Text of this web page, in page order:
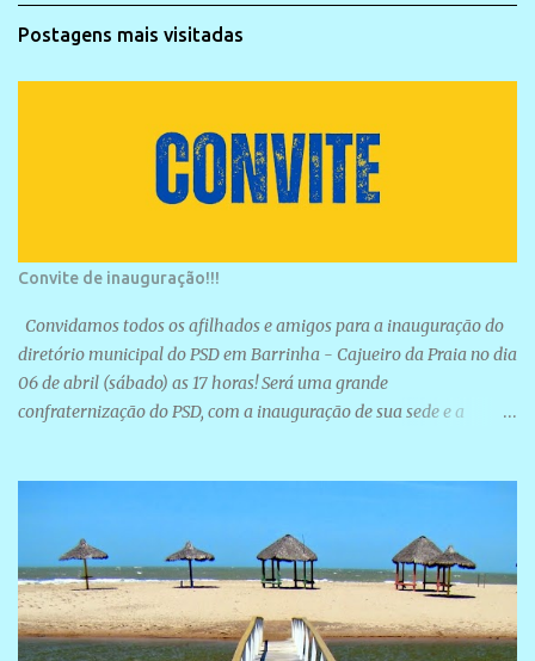
Postagens mais visitadas
Convite de inauguração!!!
Convidamos todos os afilhados e amigos para a inauguração do
diretório municipal do PSD em Barrinha - Cajueiro da Praia no dia
06 de abril (sábado) as 17 horas! Será uma grande
confraternização do PSD, com a inauguração de sua sede e a